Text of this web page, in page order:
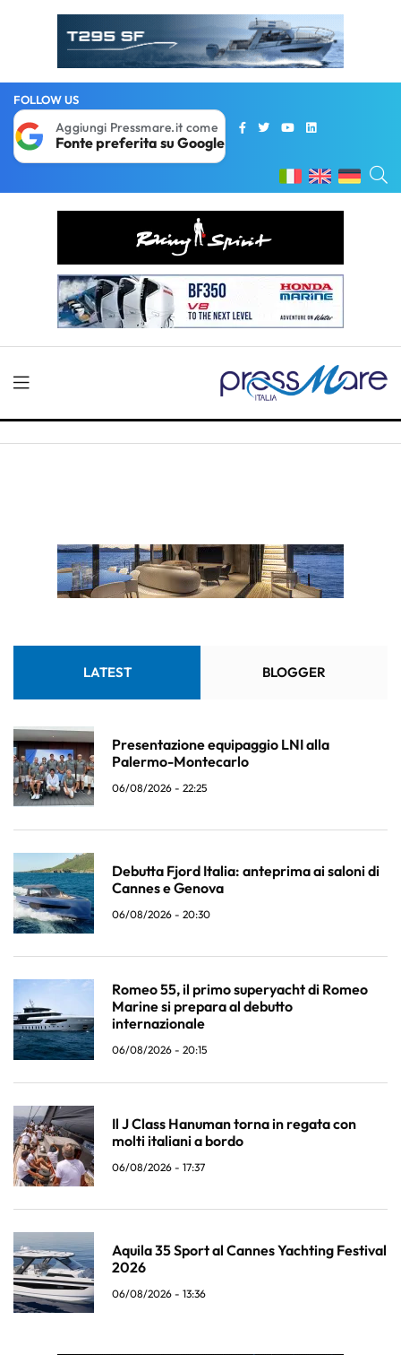
FOLLOW US
Aggiungi Pressmare.it come
Fonte preferita su Google
LATEST BLOGGER
Presentazione equipaggio LNI alla
Palermo-Montecarlo
06/08/2026 - 22:25
Debutta Fjord Italia: anteprima ai saloni di
Cannes e Genova
06/08/2026 - 20:30
Romeo 55, il primo superyacht di Romeo
Marine si prepara al debutto
internazionale
06/08/2026 - 20:15
Il J Class Hanuman torna in regata con
molti italiani a bordo
06/08/2026 - 17:37
Aquila 35 Sport al Cannes Yachting Festival
2026
06/08/2026 - 13:36